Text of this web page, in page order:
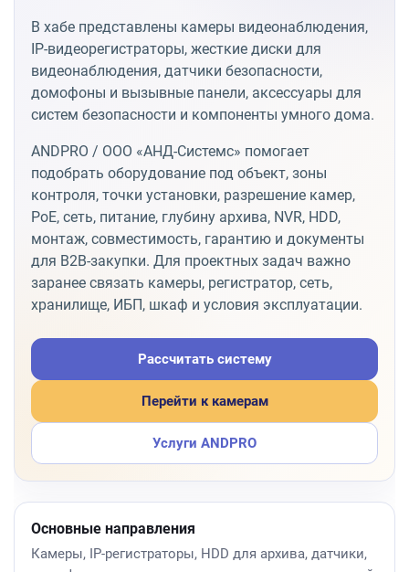
В хабе представлены камеры видеонаблюдения,
IP-видеорегистраторы, жесткие диски для
видеонаблюдения, датчики безопасности,
домофоны и вызывные панели, аксессуары для
систем безопасности и компоненты умного дома.
ANDPRO / ООО «АНД-Системс» помогает
подобрать оборудование под объект, зоны
контроля, точки установки, разрешение камер,
PoE, сеть, питание, глубину архива, NVR, HDD,
монтаж, совместимость, гарантию и документы
для B2B-закупки. Для проектных задач важно
заранее связать камеры, регистратор, сеть,
хранилище, ИБП, шкаф и условия эксплуатации.
Рассчитать систему
Перейти к камерам
Услуги ANDPRO
Основные направления
Камеры, IP-регистраторы, HDD для архива, датчики,